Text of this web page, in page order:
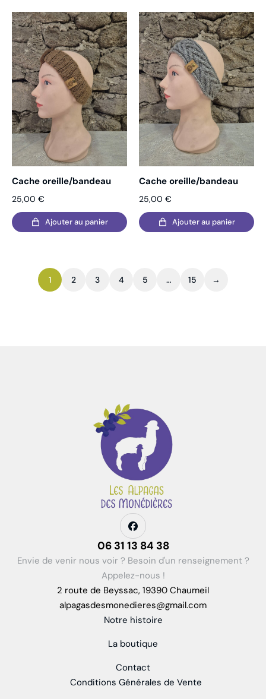
Cache oreille/bandeau
25,00 €
Ajouter au panier
Cache oreille/bandeau
25,00 €
Ajouter au panier
1 2 3 4 5 … 15 →
06 31 13 84 38
Envie de venir nous voir ? Besoin d'un renseignement ?
Appelez-nous !
2 route de Beyssac, 19390 Chaumeil
alpagasdesmonedieres@gmail.com
Notre histoire
La boutique
Contact
Conditions Générales de Vente